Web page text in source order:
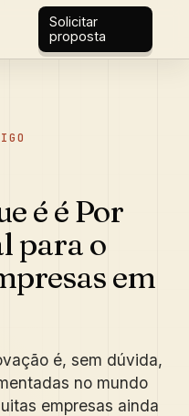
Solicitar
proposta
é é Por
para o
em
é, sem dúvida,
no mundo
empresas ainda